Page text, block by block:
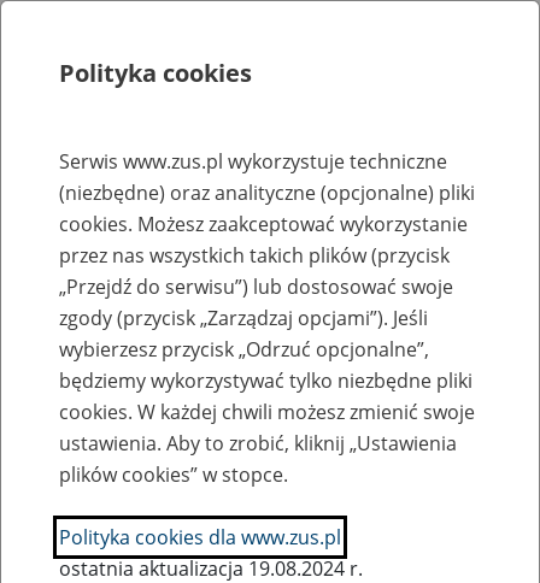
Strona główna
Rejestr zmian
2026-07-31
Zaktualizowano stronę "Wymagania dla oprogramowania
interfejsowego - dokumenty ubezpieczeniowe"
Anna Borowska
2026-07-27
Polityka cookies
Serwis www.zus.pl wykorzystuje techniczne
(niezbędne) oraz analityczne (opcjonalne) pliki
cookies. Możesz zaakceptować wykorzystanie
przez nas wszystkich takich plików (przycisk
„Przejdź do serwisu”) lub dostosować swoje
zgody (przycisk „Zarządzaj opcjami”). Jeśli
wybierzesz przycisk „Odrzuć opcjonalne”,
będziemy wykorzystywać tylko niezbędne pliki
cookies. W każdej chwili możesz zmienić swoje
ustawienia. Aby to zrobić, kliknij „Ustawienia
plików cookies” w stopce.
Polityka cookies dla www.zus.pl
ostatnia aktualizacja 19.08.2024 r.